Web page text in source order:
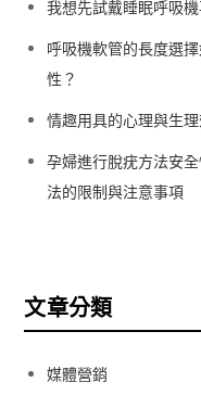
我想先試戴睡眠呼吸
呼吸機軟管的長度選
性？
情趣用具的心理與生
孕婦進行脫疣方法安
法的限制與注意事項
文章分類
媒體營銷